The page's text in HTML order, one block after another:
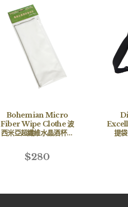
Bohemian Micro
Fiber Wipe Clothe 波
西米亞超纖維水晶酒杯擦
$280
提